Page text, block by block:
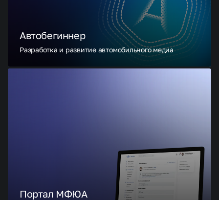
Автобегиннер
Разработка и развитие автомобильного медиа
Портал МФЮА